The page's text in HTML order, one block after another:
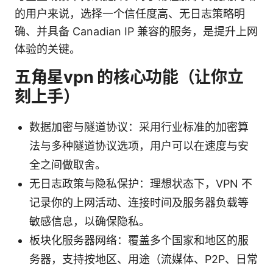
的用户来说，选择一个信任度高、无日志策略明
确、并具备 Canadian IP 兼容的服务，是提升上网
体验的关键。
五角星vpn 的核心功能（让你立
刻上手）
数据加密与隧道协议：采用行业标准的加密算
法与多种隧道协议选项，用户可以在速度与安
全之间做取舍。
无日志政策与隐私保护：理想状态下，VPN 不
记录你的上网活动、连接时间及服务器负载等
敏感信息，以确保隐私。
板块化服务器网络：覆盖多个国家和地区的服
务器，支持按地区、用途（流媒体、P2P、日常